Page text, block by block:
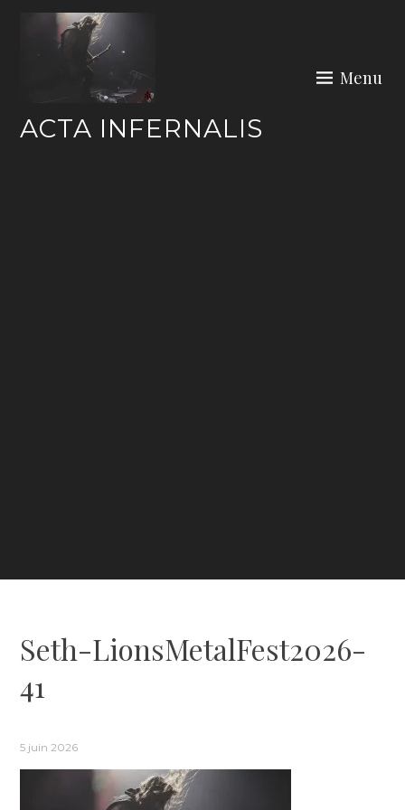
ACTA INFERNALIS
Menu
Seth-LionsMetalFest2026-
41
5 juin 2026